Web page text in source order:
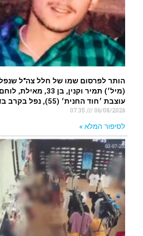
הותר לפרסום שמו של חלל צה"ל
עוצבת ׳חוד החנית׳ (55), נפל בקרב בדרום לבנון.
06/08/2026
לסיפור המלא »